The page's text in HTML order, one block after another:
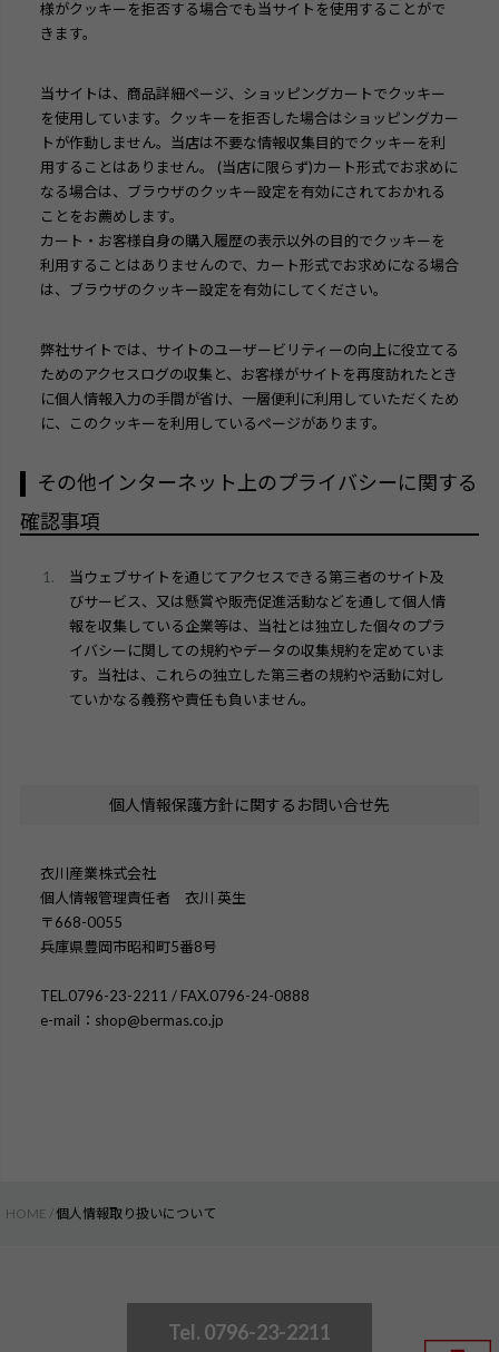
様がクッキーを拒否する場合でも当サイトを使用することがで
きます。
当サイトは、商品詳細ページ、ショッピングカートでクッキー
を使用しています。クッキーを拒否した場合はショッピングカー
トが作動しません。当店は不要な情報収集目的でクッキーを利
用することはありません。 (当店に限らず)カート形式でお求めに
なる場合は、ブラウザのクッキー設定を有効にされておかれる
ことをお薦めします。
カート・お客様自身の購入履歴の表示以外の目的でクッキーを
利用することはありませんので、カート形式でお求めになる場合
は、ブラウザのクッキー設定を有効にしてください。
弊社サイトでは、サイトのユーザービリティーの向上に役立てる
ためのアクセスログの収集と、お客様がサイトを再度訪れたとき
に個人情報入力の手間が省け、一層便利に利用していただくため
に、このクッキーを利用しているページがあります。
その他インターネット上のプライバシーに関する
確認事項
当ウェブサイトを通じてアクセスできる第三者のサイト及
びサービス、又は懸賞や販売促進活動などを通して個人情
報を収集している企業等は、当社とは独立した個々のプラ
イバシーに関しての規約やデータの収集規約を定めていま
す。当社は、これらの独立した第三者の規約や活動に対し
ていかなる義務や責任も負いません。
個人情報保護方針に関するお問い合せ先
衣川産業株式会社
個人情報管理責任者 衣川 英生
668-0055
兵庫県豊岡市昭和町5番8号
TEL.0796-23-2211 / FAX.0796-24-0888
e-mail：shop@bermas.co.jp
HOME 個人情報取り扱いについて
Tel. 0796-23-2211